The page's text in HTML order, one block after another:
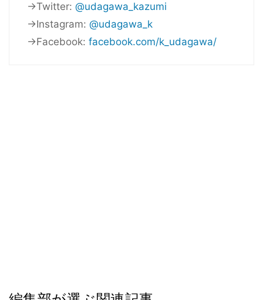
→Twitter: @udagawa_kazumi
→Instagram: @udagawa_k
→Facebook: facebook.com/k_udagawa/